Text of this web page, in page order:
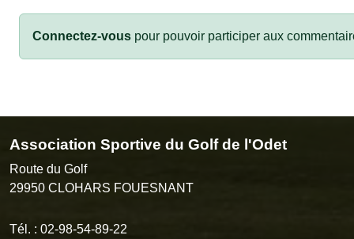
Connectez-vous pour pouvoir participer aux
Association Sportive du Golf de l'Odet
Route du Golf
29950 CLOHARS FOUESNANT
Tél. : 02-98-54-89-22